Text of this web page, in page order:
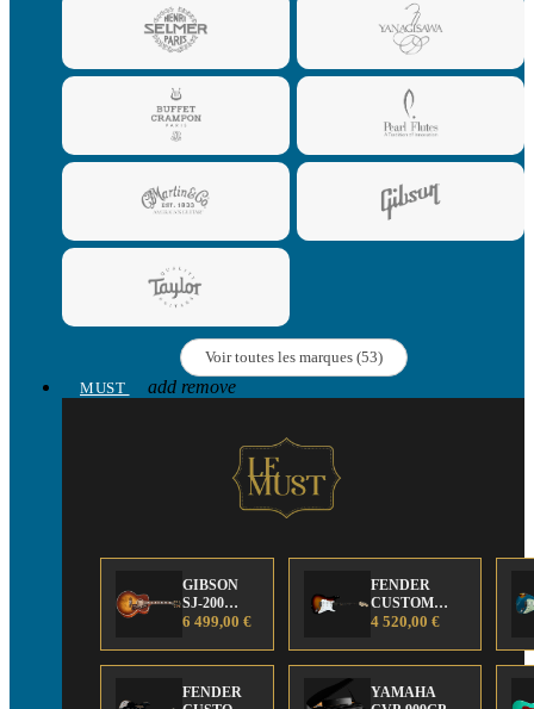
Voir toutes les marques (53)
MUST
add remove
GIBSON
SJ-200
Anniversary
Edition
6 499,00 €
FENDER
CUSTOM
SHOP Strat 63'
4 520,00 €
FENDER
YAMAHA